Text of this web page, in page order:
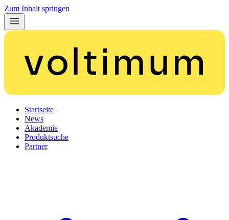
Zum Inhalt springen
Startseite
News
Akademie
Produktsuche
Partner